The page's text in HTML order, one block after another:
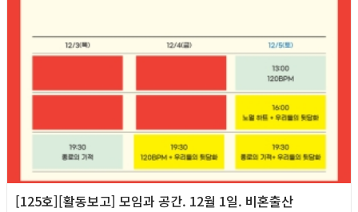
[125호][활동보고] 모임과 공간. 12월 1일. 비혼출산